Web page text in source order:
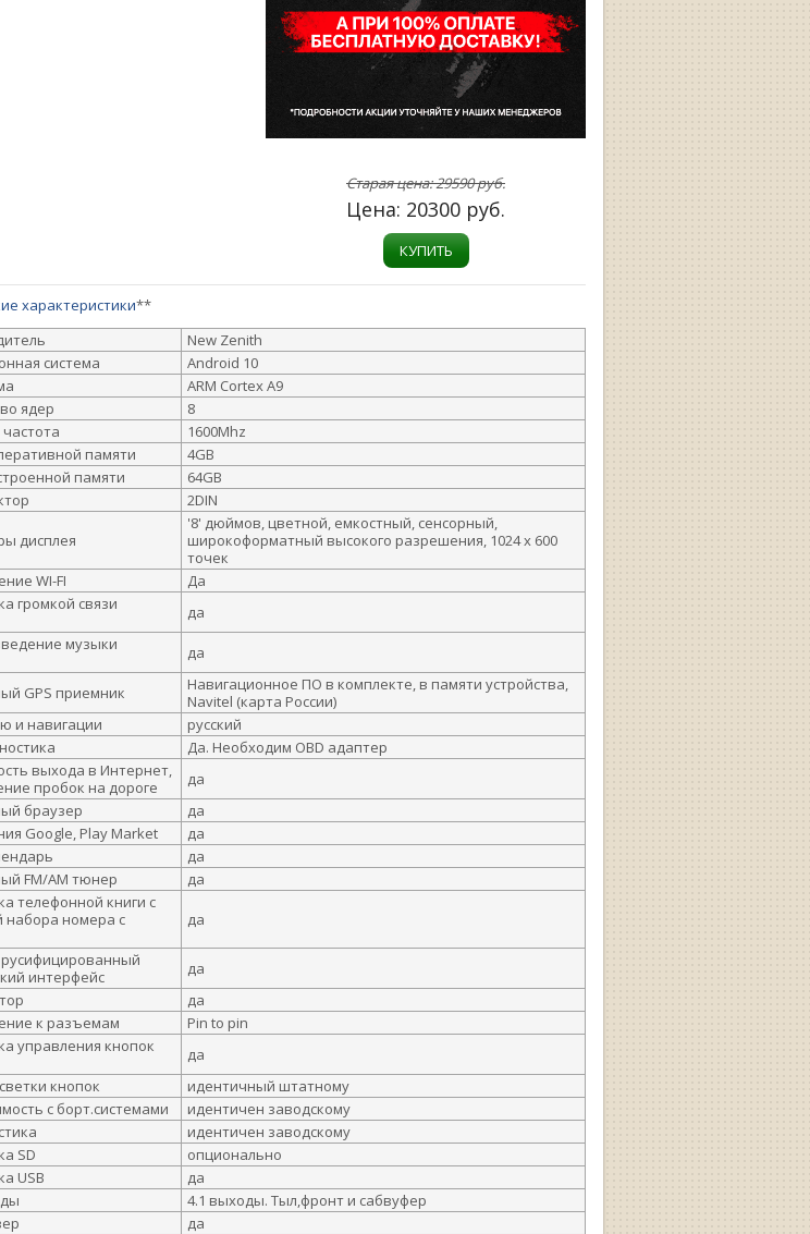
Старая цена:29590руб.
Цена: 20300 руб.
КУПИТЬ
характеристики**
New Zenith
система
Android 10
ARM Cortex A9
ядер
8
1600Mhz
памяти
4GB
памяти
64GB
2DIN
дисплея
'8' дюймов, цветной, емкостный, сенсорный,
широкоформатный высокого разрешения, 1024 х 600
точек
WI-FI
Да
громкой связи
да
музыки
да
GPS приемник
Навигационное ПО в комплекте, в памяти устройства,
Navitel (карта России)
и навигации
русский
Да. Необходим OBD адаптер
выхода в Интернет,
пробок на дороге
да
браузер
да
Google, Play Market
да
да
FM/AM тюнер
да
телефонной книги с
набора номера с
да
интерфейс
да
да
к разъемам
Pin to pin
управления кнопок
да
кнопок
идентичный штатному
с борт.системами
идентичен заводскому
идентичен заводскому
SD
опционально
USB
да
4.1 выходы. Тыл,фронт и сабвуфер
да